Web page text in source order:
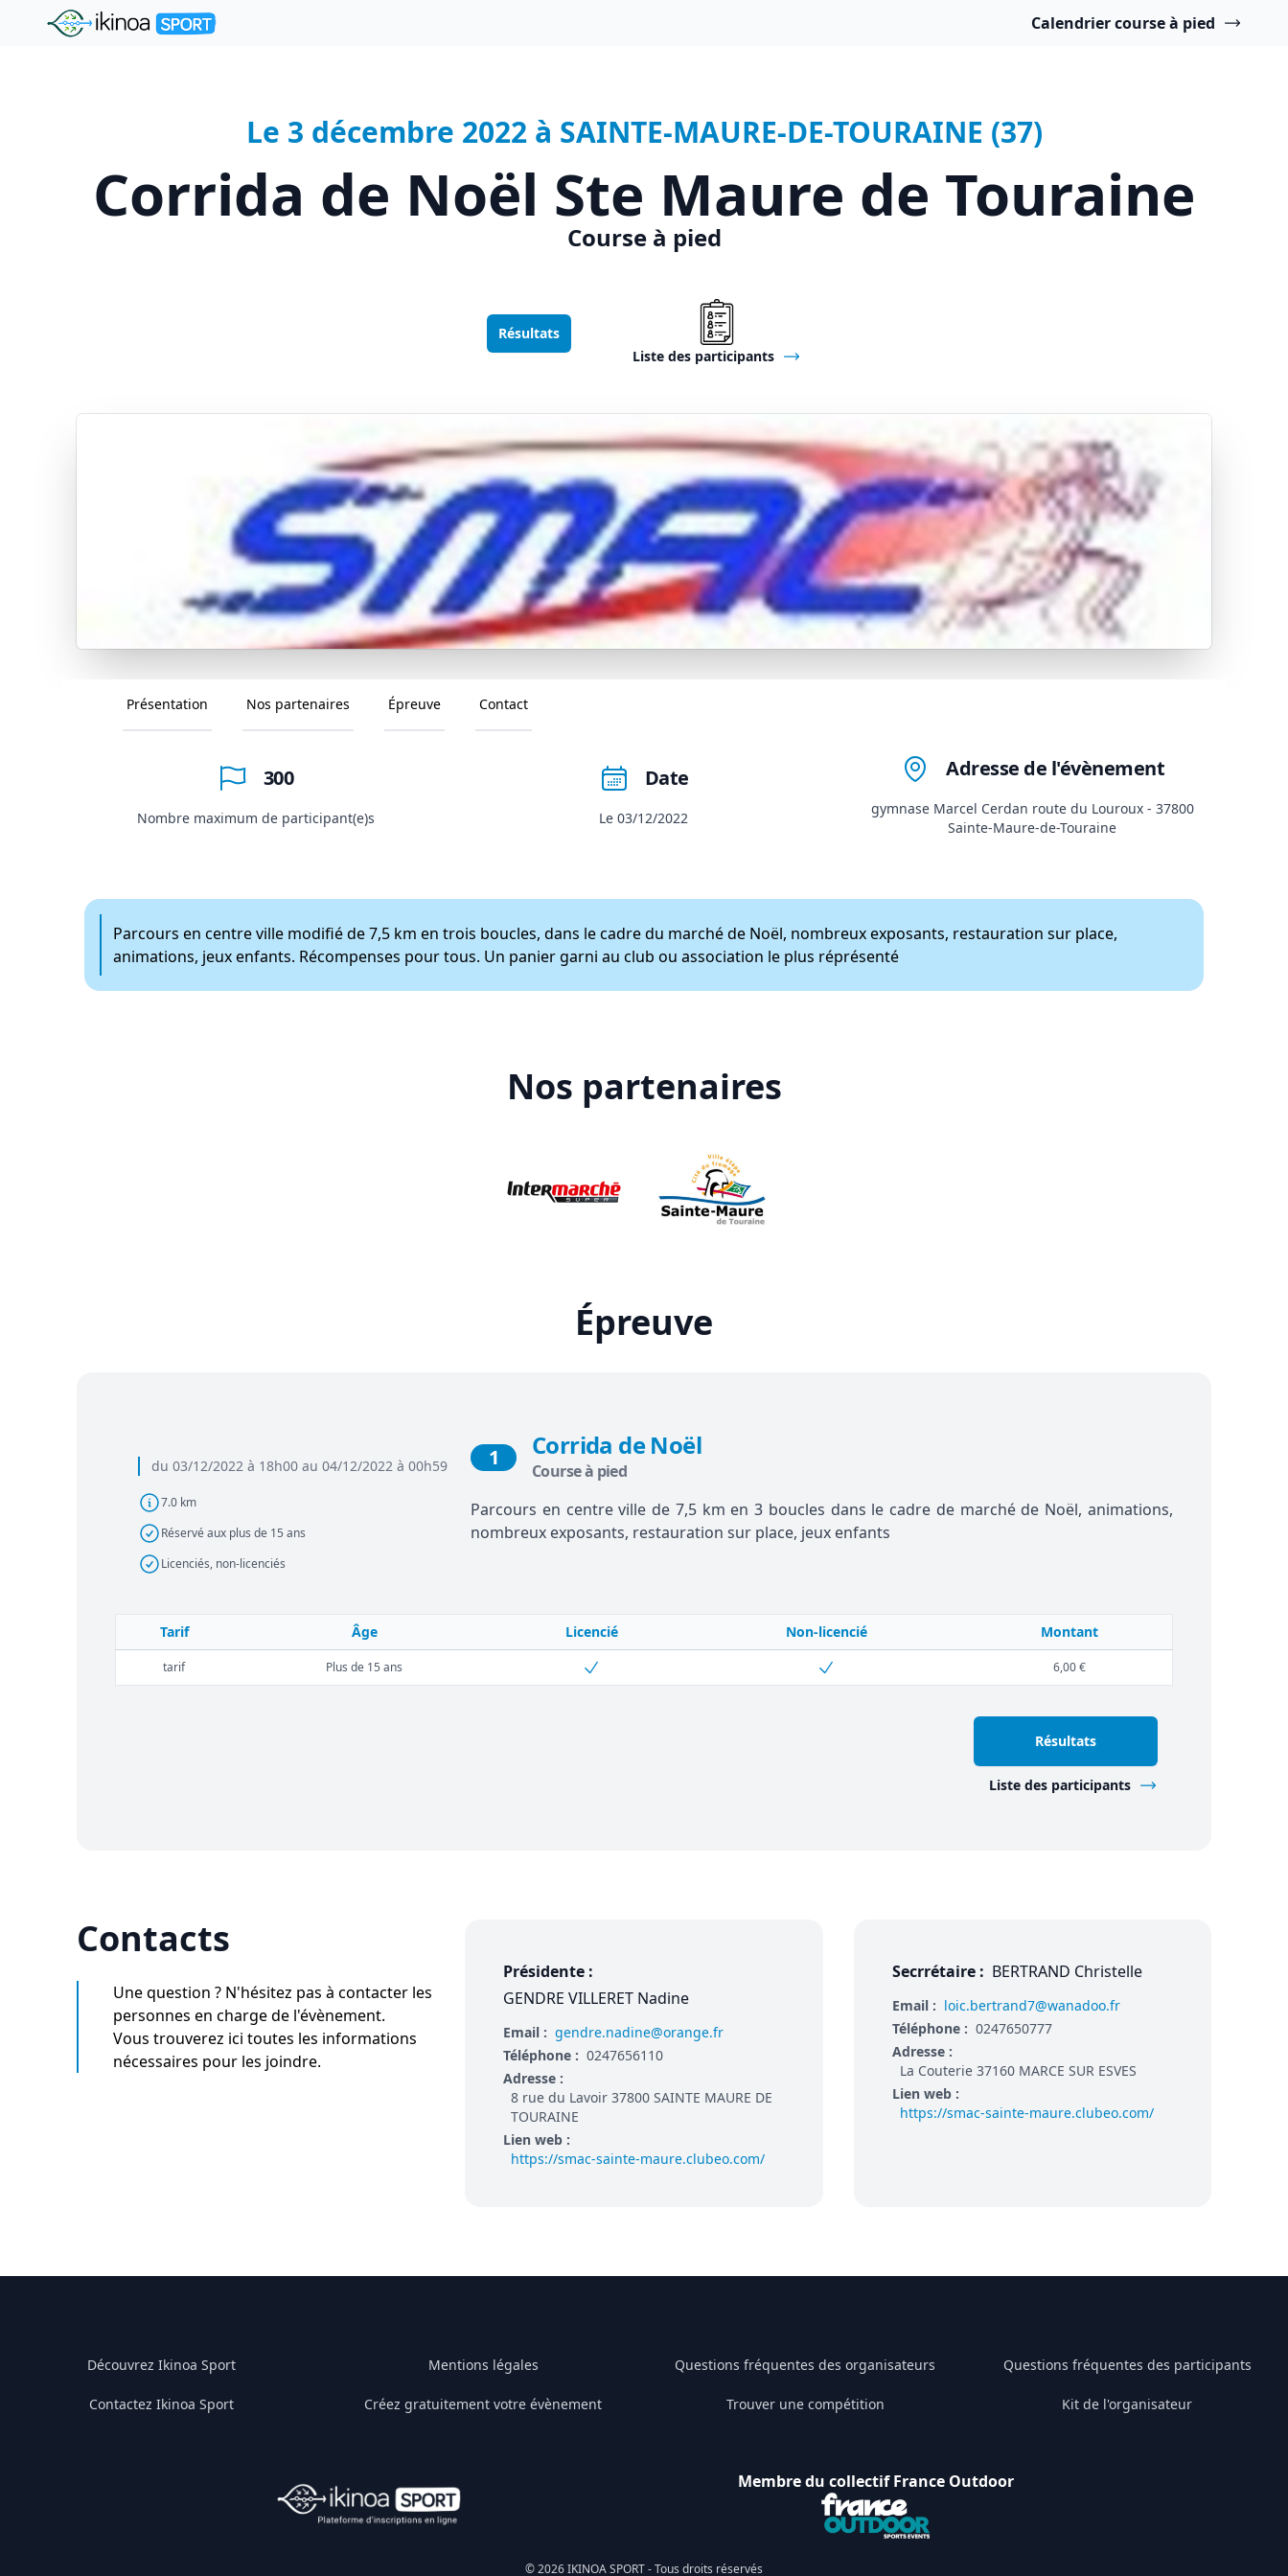
"Ikinoa Sport" Calendrier course à pied
Le 3 décembre 2022 à SAINTE-MAURE-DE-TOURAINE (37)
Corrida de Noël Ste Maure de Touraine
Course à pied
Résultats
Liste des participants
Présentation Nos partenaires Épreuve Contact
300
Nombre maximum de participant(e)s
Date
Le 03/12/2022
Adresse de l'évènement
gymnase Marcel Cerdan route du Louroux - 37800
Sainte-Maure-de-Touraine
Parcours en centre ville modifié de 7,5 km en trois boucles, dans le cadre du marché de Noël, nombreux exposants, restauration sur place,
animations, jeux enfants. Récompenses pour tous. Un panier garni au club ou association le plus réprésenté
Nos partenaires
Épreuve
du 03/12/2022 à 18h00 au 04/12/2022 à 00h59
7.0 km
Réservé aux plus de 15 ans
Licenciés, non-licenciés
1 Corrida de Noël
Course à pied
Parcours en centre ville de 7,5 km en 3 boucles dans le cadre de marché de Noël, animations,
nombreux exposants, restauration sur place, jeux enfants
Tarif Âge Licencié Non-licencié Montant
tarif Plus de 15 ans 6,00 €
Résultats
Liste des participants
Contacts
Une question ? N'hésitez pas à contacter les
personnes en charge de l'évènement.
Vous trouverez ici toutes les informations
nécessaires pour les joindre.
Présidente :
GENDRE VILLERET Nadine
Email : gendre.nadine@orange.fr
Téléphone : 0247656110
Adresse :
8 rue du Lavoir 37800 SAINTE MAURE DE
TOURAINE
Lien web :
https://smac-sainte-maure.clubeo.com/
Secrrétaire : BERTRAND Christelle
Email : loic.bertrand7@wanadoo.fr
Téléphone : 0247650777
Adresse :
La Couterie 37160 MARCE SUR ESVES
Lien web :
https://smac-sainte-maure.clubeo.com/
Découvrez Ikinoa Sport Mentions légales Questions fréquentes des organisateurs Questions fréquentes des participants
Contactez Ikinoa Sport Créez gratuitement votre évènement Trouver une compétition Kit de l'organisateur
Membre du collectif France Outdoor
© 2026 IKINOA SPORT - Tous droits réservés